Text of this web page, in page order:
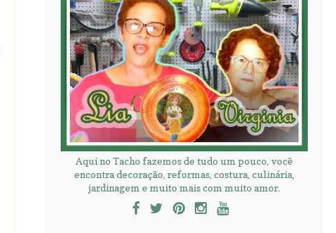
Aqui no Tacho fazemos de tudo um pouco, você
encontra decoração, reformas, costura, culinária,
jardinagem e muito mais com muito amor.